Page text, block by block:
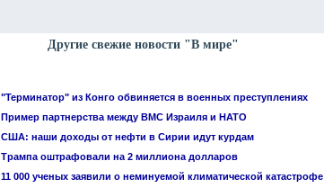
Другие свежие новости "В мире"
"Терминатор" из Конго обвиняется в военных преступлениях
Пример партнерства между ВМС Израиля и НАТО
США: наши доходы от нефти в Сирии идут курдам
Трампа оштрафовали на 2 миллиона долларов
11 000 ученых заявили о неминуемой климатической катастрофе